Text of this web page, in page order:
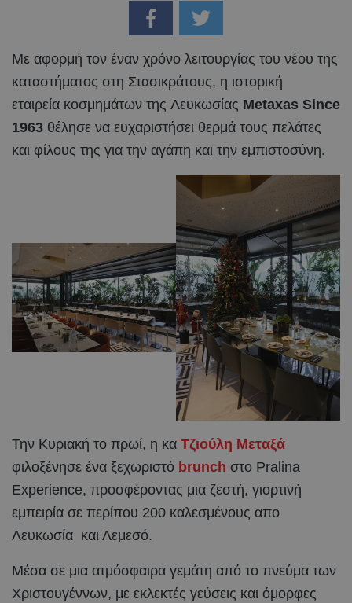
Με αφορμή τον έναν χρόνο λειτουργίας του νέου της
καταστήματος στη Στασικράτους, η ιστορική
εταιρεία κοσμημάτων της Λευκωσίας Metaxas Since
1963 θέλησε να ευχαριστήσει θερμά τους πελάτες
και φίλους της για την αγάπη και την εμπιστοσύνη.
Την Κυριακή το πρωί, η κα Τζιούλη Μεταξά
φιλοξένησε ένα ξεχωριστό brunch στο Pralina
Experience, προσφέροντας μια ζεστή, γιορτινή
εμπειρία σε περίπου 200 καλεσμένους απο
Λευκωσία και Λεμεσό.
Μέσα σε μια ατμόσφαιρα γεμάτη από το πνεύμα των
Χριστουγέννων, με εκλεκτές γεύσεις και όμορφες